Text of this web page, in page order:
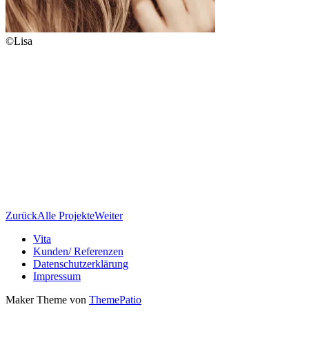
©Lisa
Portfolionavigation
ZurückAlle ProjekteWeiter
Vita
Kunden/ Referenzen
Datenschutzerklärung
Impressum
Maker Theme von ThemePatio